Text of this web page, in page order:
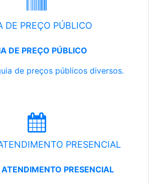
DE PREÇO PÚBLICO
DE PREÇO PÚBLICO
de preços públicos diversos.
PRESENCIAL
PRESENCIAL